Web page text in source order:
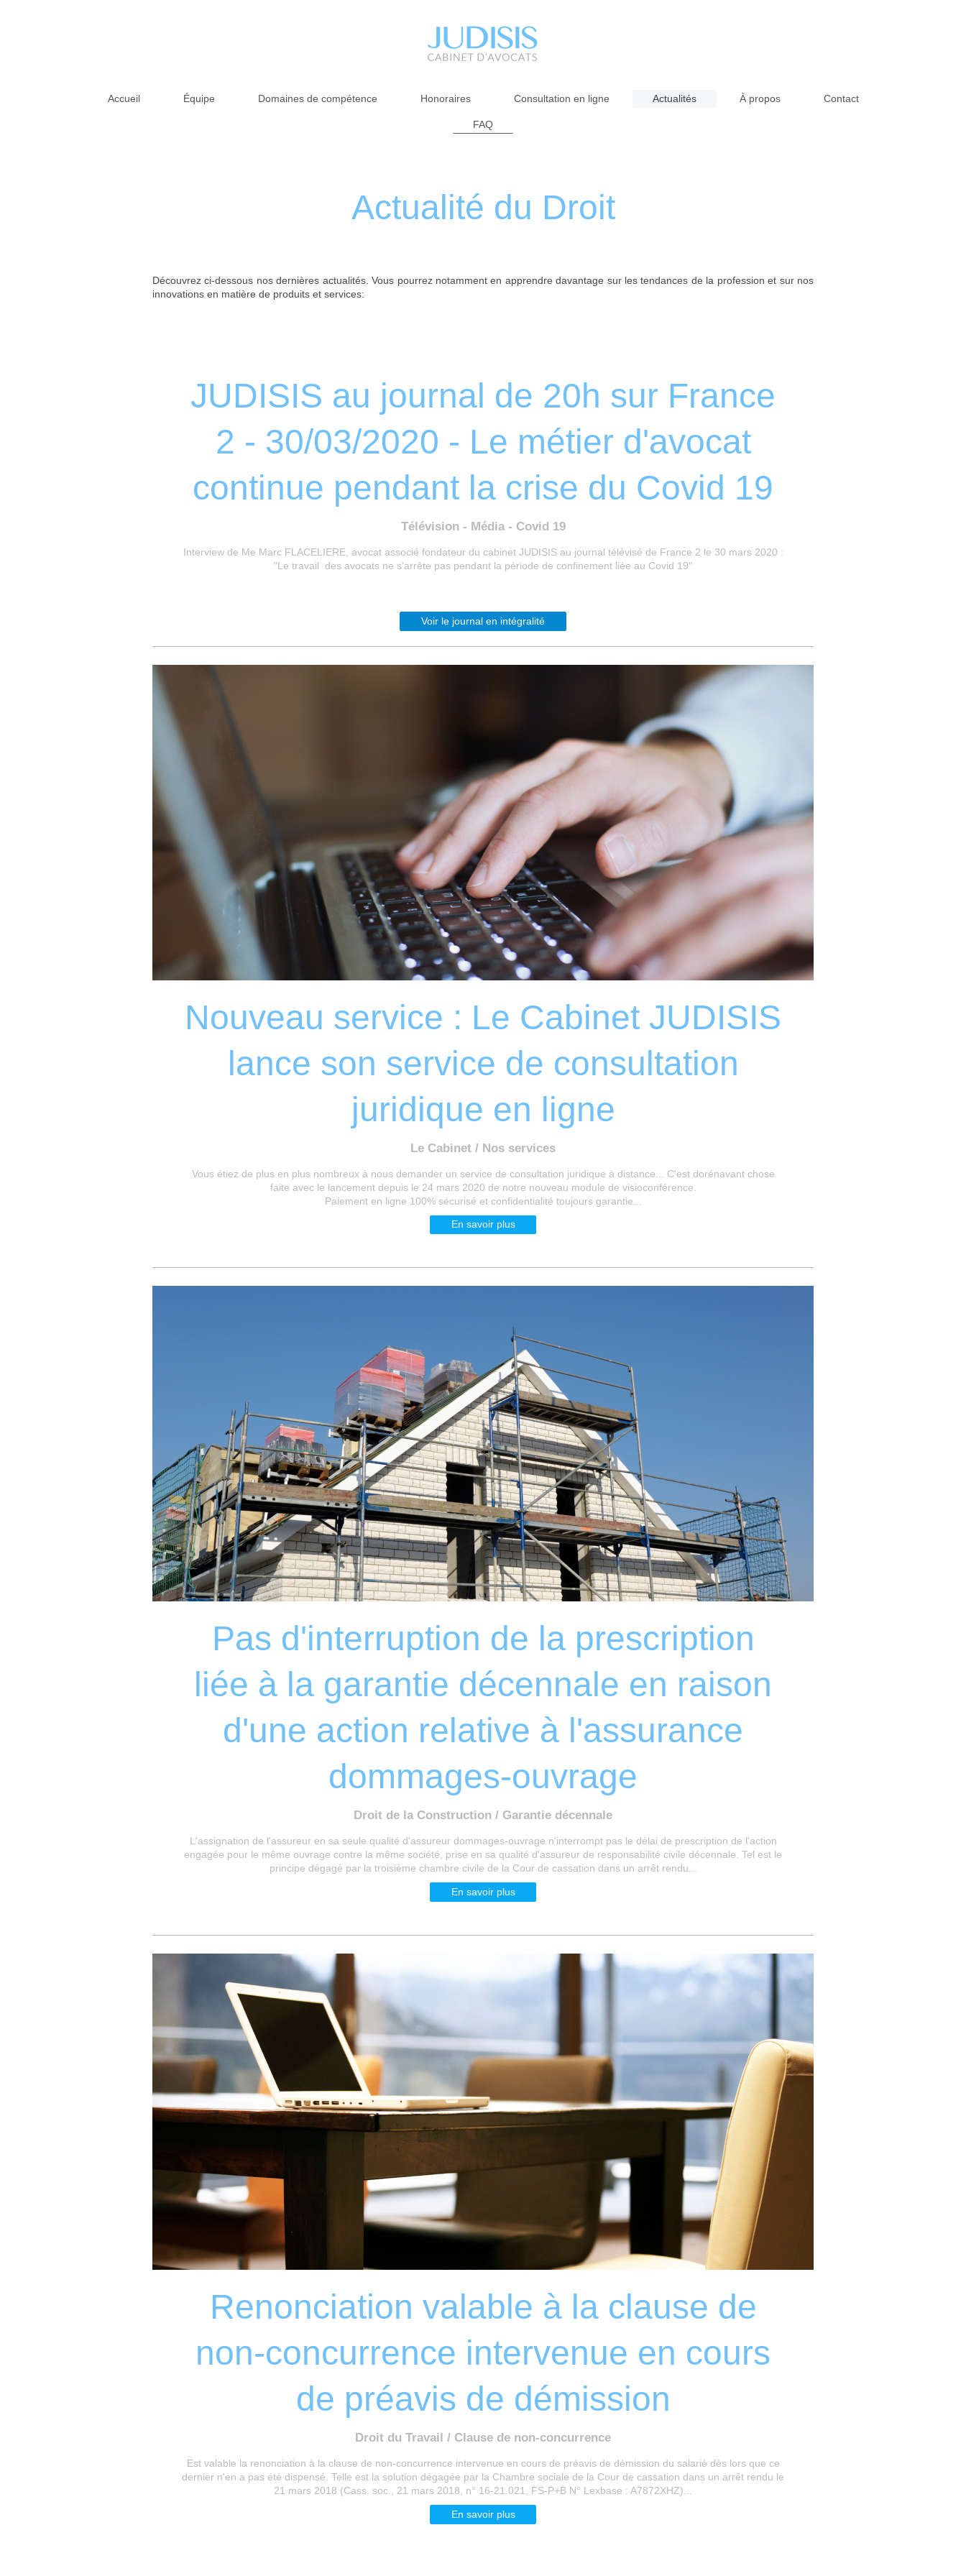
Accueil Équipe Domaines de compétence Honoraires Consultation en ligne Actualités À propos Contact
FAQ
Actualité du Droit
Découvrez ci-dessous nos dernières actualités. Vous pourrez notamment en apprendre davantage sur les tendances de la profession et sur nos
innovations en matière de produits et services:
JUDISIS au journal de 20h sur France
2 - 30/03/2020 - Le métier d'avocat
continue pendant la crise du Covid 19
Télévision - Média - Covid 19
Interview de Me Marc FLACELIERE, avocat associé fondateur du cabinet JUDISIS au journal télévisé de France 2 le 30 mars 2020 :
"Le travail des avocats ne s'arrête pas pendant la période de confinement liée au Covid 19"
Voir le journal en intégralité
Nouveau service : Le Cabinet JUDISIS
lance son service de consultation
juridique en ligne
Le Cabinet / Nos services
Vous étiez de plus en plus nombreux à nous demander un service de consultation juridique à distance... C'est dorénavant chose
faite avec le lancement depuis le 24 mars 2020 de notre nouveau module de visioconférence.
Paiement en ligne 100% sécurisé et confidentialité toujours garantie...
En savoir plus
Pas d'interruption de la prescription
liée à la garantie décennale en raison
d'une action relative à l'assurance
dommages-ouvrage
Droit de la Construction / Garantie décennale
L'assignation de l'assureur en sa seule qualité d'assureur dommages-ouvrage n'interrompt pas le délai de prescription de l'action
engagée pour le même ouvrage contre la même société, prise en sa qualité d'assureur de responsabilité civile décennale. Tel est le
principe dégagé par la troisième chambre civile de la Cour de cassation dans un arrêt rendu...
En savoir plus
Renonciation valable à la clause de
non-concurrence intervenue en cours
de préavis de démission
Droit du Travail / Clause de non-concurrence
Est valable la renonciation à la clause de non-concurrence intervenue en cours de préavis de démission du salarié dès lors que ce
dernier n'en a pas été dispensé. Telle est la solution dégagée par la Chambre sociale de la Cour de cassation dans un arrêt rendu le
21 mars 2018 (Cass. soc., 21 mars 2018, n° 16-21.021, FS-P+B N° Lexbase : A7872XHZ)...
En savoir plus